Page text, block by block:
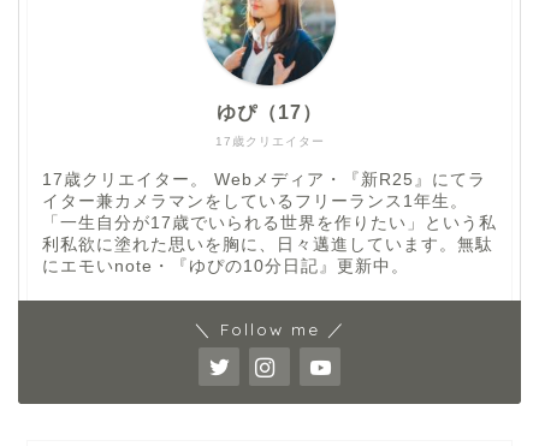
17歳クリエイター
ゆぴ（17）
17歳クリエイター。 Webメディア・『新R25』にてラ
イター兼カメラマンをしているフリーランス1年生。
「一生自分が17歳でいられる世界を作りたい」という私
利私欲に塗れた思いを胸に、日々邁進しています。無駄
にエモいnote・『ゆぴの10分日記』更新中。
＼ Follow me ／